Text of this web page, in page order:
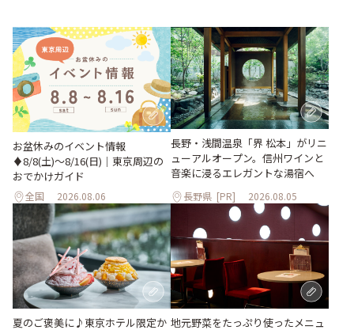
お盆休みのイベント情報
♦︎8/8(土)〜8/16(日)｜東京周辺の
おでかけガイド
全国 2026.08.06
長野・浅間温泉「界 松本」がリニ
ューアルオープン。信州ワインと
音楽に浸るエレガントな湯宿へ
長野県 [PR] 2026.08.05
夏のご褒美に♪東京ホテル限定か 地元野菜をたっぷり使ったメニュ